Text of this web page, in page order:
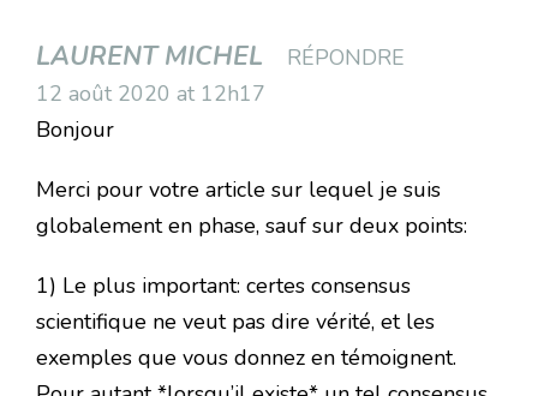
LAURENT MICHEL
RÉPONDRE
12 août 2020 at 12h17
Bonjour
Merci pour votre article sur lequel je suis
globalement en phase, sauf sur deux points:
1) Le plus important: certes consensus
scientifique ne veut pas dire vérité, et les
exemples que vous donnez en témoignent.